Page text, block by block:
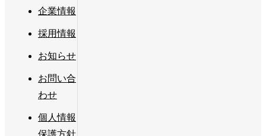
企業情報
採用情報
お知らせ
お問い合
わせ
個人情報